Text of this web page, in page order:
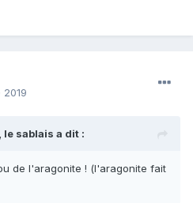
le sablais a dit :
de l'aragonite ! (l'aragonite fait